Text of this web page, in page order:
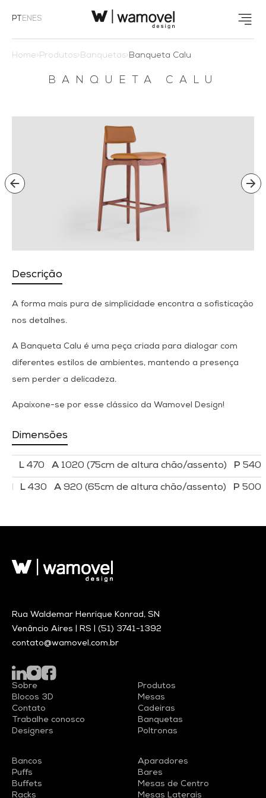
PT EN ES
Home>Produtos>Banquetas>Banqueta Calu
BANQUETA CALU
Descrição
A forma mais pura de simplicidade encontra a sofisticação
nos detalhes.
A Banqueta Calu é uma peça criada para dialogar com
diferentes estilos de ambientes, mantendo a presença
sem perder a delicadeza.
Apaixone-se por esse clássico da Wamovel Design!
Dimensões
Banqueta Calu
470 1020 (75cm de altura chão/assento) 540
Banqueta Calu 430 920 (65cm de altura chão/assento) 500
Rua Waldemar Henrique Konrad, SN
Venâncio Aires | RS | (51) 3741-1392
contato@wamovel.com.br
Sobre
Blocos 3D
Contato
Trabalhe conosco
Designers
Produtos
Mesas
Cadeiras
Banquetas
Poltronas
Bancos
Puffs
Buffets
Racks
Aparadores
Bares
Mesas de Centro
Mesas Laterais